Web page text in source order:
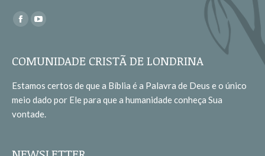
Encontre-nos em:
Facebook
opens
new
window
opens
new
window
COMUNIDADE CRISTÃ DE LONDRINA
Estamos certos de que a Bíblia é a Palavra de Deus e o único
meio dado por Ele para que a humanidade conheça Sua
vontade.